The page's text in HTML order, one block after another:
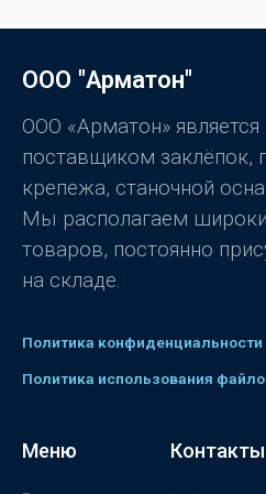
5
е
а
0
5
ООО "Арматон"
ООО «Арматон»
поставщиком
крепежа, станочной
Мы располагаем
товаров, постоянно
на складе.
Политика конфиденциальности
Политика использования
Меню Контакты